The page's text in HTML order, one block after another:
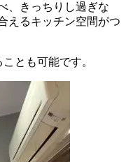
、きっちりし過ぎな
えるキッチン空間がつ
とも可能です。